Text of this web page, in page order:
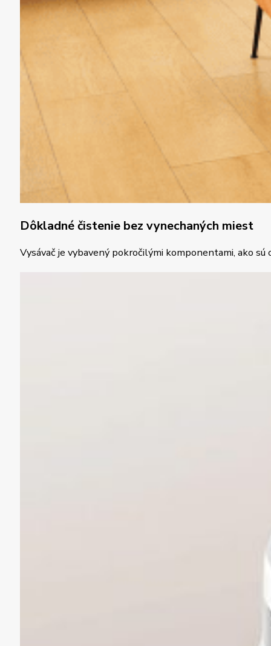
Dôkladné čistenie bez vynechaných miest
Vysávač je vybavený pokročilými komponentami, ako